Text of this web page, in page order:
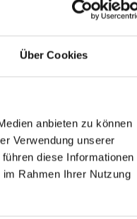
Über Cookies
anbieten zu können
Verwendung unserer
diese Informationen
Rahmen Ihrer Nutzung